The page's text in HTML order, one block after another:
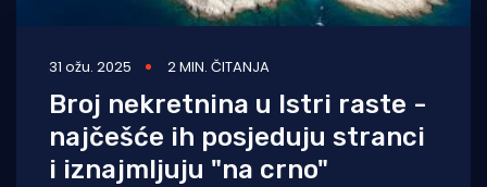
31 ožu. 2025 2 MIN. ČITANJA
Broj nekretnina u Istri raste -
najčešće ih posjeduju stranci
i iznajmljuju "na crno"